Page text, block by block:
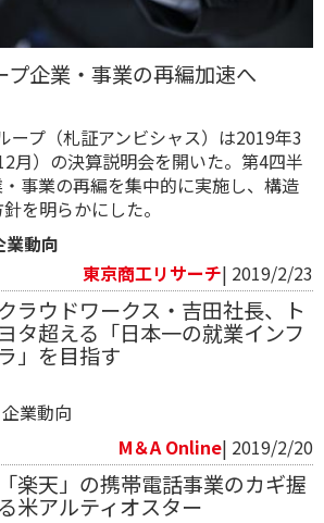
プ企業・事業の再編加速へ
ープ（札証アンビシャス）は2019年3
月）の決算説明会を開いた。第4四半
事業の再編を集中的に実施し、構造
を明らかにした。
業動向
東京商工リサーチ| 2019/2/23
クラウドワークス・吉田社長、ト
ヨタ超える「日本一の就業インフ
ラ」を目指す
企業動向
M＆A Online| 2019/2/20
「楽天」の携帯電話事業のカギ握
る米アルティオスター